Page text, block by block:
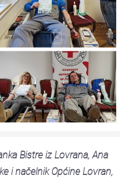
Bistre iz Lovrana, Ana
i načelnik Općine Lovran,